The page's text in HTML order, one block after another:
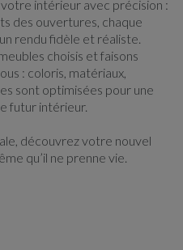
intérieur avec précision :
des ouvertures, chaque
rendu fidèle et réaliste.
choisis et faisons
: coloris, matériaux,
sont optimisées pour une
futur intérieur.
découvrez votre nouvel
qu’il ne prenne vie.